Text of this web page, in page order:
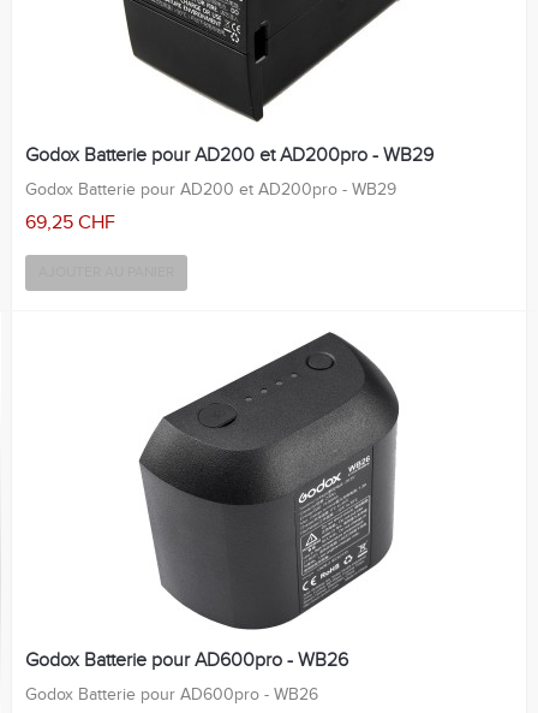
Godox Batterie pour AD200 et AD200pro - WB29
Godox Batterie pour AD200 et AD200pro - WB29
69,25 CHF
Godox Batterie pour AD600pro - WB26
Godox Batterie pour AD600pro - WB26